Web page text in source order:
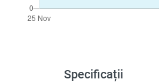
Specificații